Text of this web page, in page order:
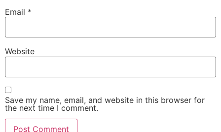
Email *
Website
Save my name, email, and website in this browser for
the next time I comment.